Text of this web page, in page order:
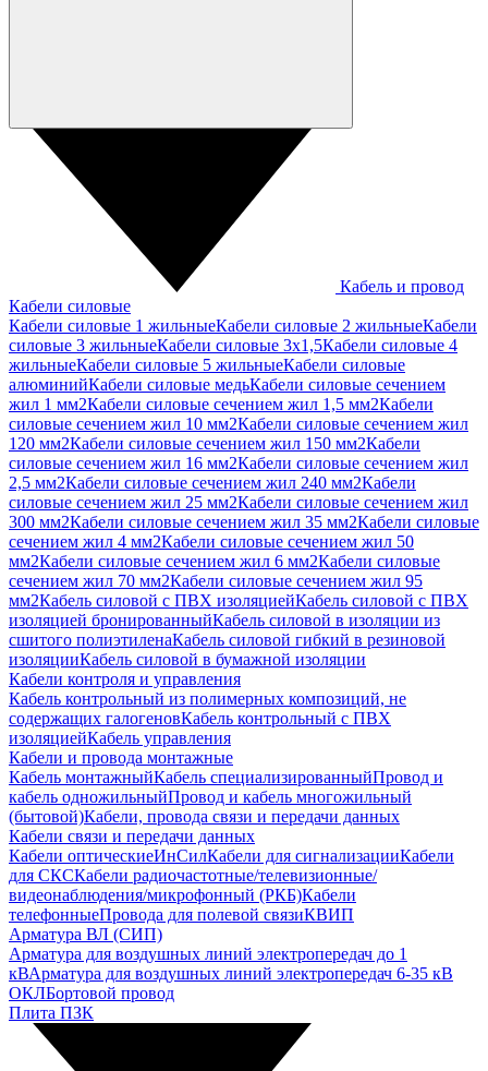
Кабель и провод
Кабели силовые
Кабели силовые 1 жильныеКабели силовые 2 жильныеКабели
силовые 3 жильныеКабели силовые 3х1,5Кабели силовые 4
жильныеКабели силовые 5 жильныеКабели силовые
алюминийКабели силовые медьКабели силовые сечением
жил 1 мм2Кабели силовые сечением жил 1,5 мм2Кабели
силовые сечением жил 10 мм2Кабели силовые сечением жил
120 мм2Кабели силовые сечением жил 150 мм2Кабели
силовые сечением жил 16 мм2Кабели силовые сечением жил
2,5 мм2Кабели силовые сечением жил 240 мм2Кабели
силовые сечением жил 25 мм2Кабели силовые сечением жил
300 мм2Кабели силовые сечением жил 35 мм2Кабели силовые
сечением жил 4 мм2Кабели силовые сечением жил 50
мм2Кабели силовые сечением жил 6 мм2Кабели силовые
сечением жил 70 мм2Кабели силовые сечением жил 95
мм2Кабель силовой с ПВХ изоляциейКабель силовой с ПВХ
изоляцией бронированныйКабель силовой в изоляции из
сшитого полиэтиленаКабель силовой гибкий в резиновой
изоляцииКабель силовой в бумажной изоляции
Кабели контроля и управления
Кабель контрольный из полимерных композиций, не
содержащих галогеновКабель контрольный с ПВХ
изоляциейКабель управления
Кабели и провода монтажные
Кабель монтажныйКабель специализированныйПровод и
кабель одножильныйПровод и кабель многожильный
(бытовой)Кабели, провода связи и передачи данных
Кабели связи и передачи данных
Кабели оптическиеИнСилКабели для сигнализацииКабели
для СКСКабели радиочастотные/телевизионные/
видеонаблюдения/микрофонный (РКБ)Кабели
телефонныеПровода для полевой связиКВИП
Арматура ВЛ (СИП)
Арматура для воздушных линий электропередач до 1
кВАрматура для воздушных линий электропередач 6-35 кВ
ОКЛБортовой провод
Плита ПЗК